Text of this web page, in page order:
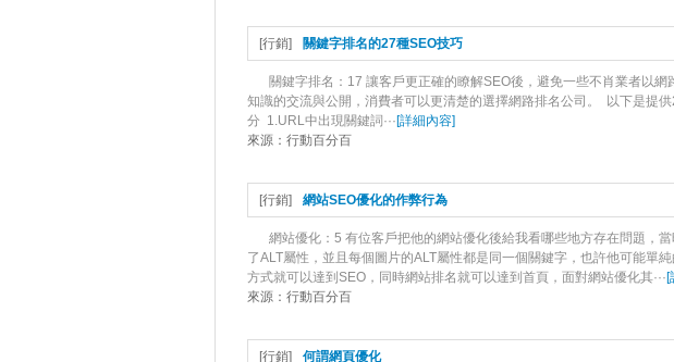
[行銷] 關鍵字排名的27種SEO技巧
關鍵字排名：17 讓客戶更正確的瞭解SEO後，避免一些不肖業者以
知識的交流與公開，消費者可以更清楚的選擇網路排名公司。 以下是提
分 1.URL中出現關鍵詞···[詳細內容]
來源： 行動百分百
[行銷] 網站SEO優化的作弊行為
網站優化：5 有位客戶把他的網站優化後給我看哪些地方存在問題，
了ALT屬性，並且每個圖片的ALT屬性都是同一個關鍵字，也許他可能單
方式就可以達到SEO，同時網站排名就可以達到首頁，面對網站優化其···[
來源： 行動百分百
[行銷] 何謂網頁優化